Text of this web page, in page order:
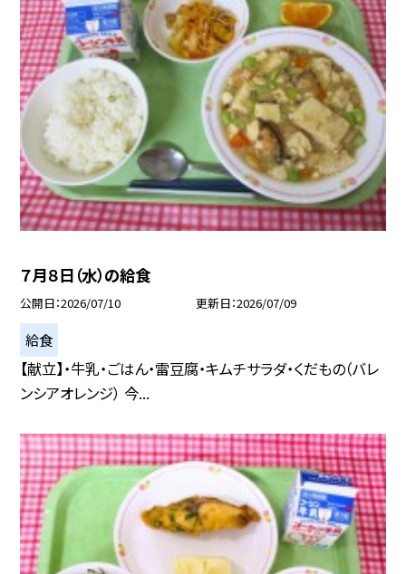
７月８日（水）の給食
公開日 2026/07/10 更新日 2026/07/09
給食
【献立】・牛乳・ごはん・雷豆腐・キムチサラダ・くだもの（バレ
ンシアオレンジ） 今...